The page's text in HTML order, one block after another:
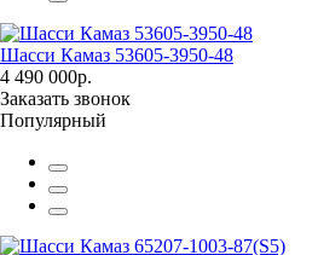
Шасси Камаз 53605-3950-48
4 490 000р.
Заказать звонок
Популярный